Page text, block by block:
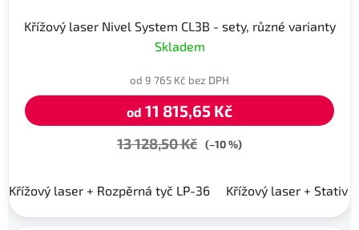
Křížový laser Nivel System CL3B - sety, různé varianty
Skladem
od 9 765 Kč bez DPH
od 11 815,65 Kč
13 128,50 Kč (–10 %)
Křížový laser + Rozpěrná tyč LP-36 Křížový laser + Stativ